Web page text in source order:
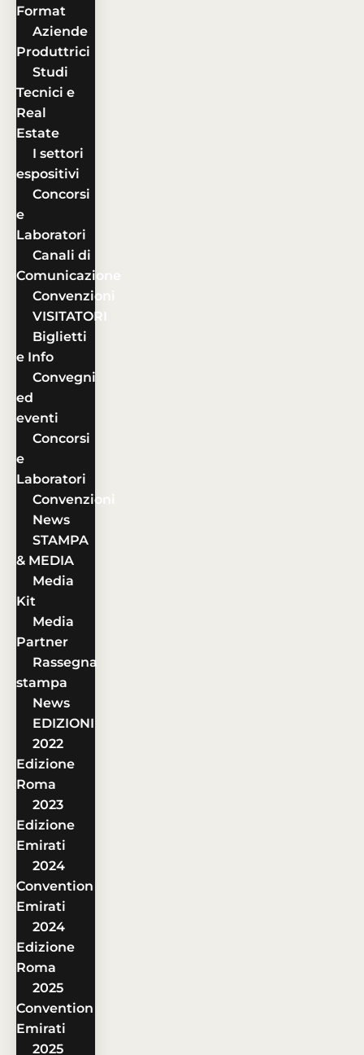
Format
Aziende
Produttrici
Studi
Tecnici e
Real
Estate
I settori
espositivi
Concorsi
e
Laboratori
Canali di
Comunicazione
Convenzioni
VISITATORI
Biglietti
e Info
Convegni
ed
eventi
Concorsi
e
Laboratori
Convenzioni
News
STAMPA
& MEDIA
Media
Kit
Media
Partner
Rassegna
stampa
News
EDIZIONI
2022
Edizione
Roma
2023
Edizione
Emirati
2024
Convention
Emirati
2024
Edizione
Roma
2025
Convention
Emirati
2025